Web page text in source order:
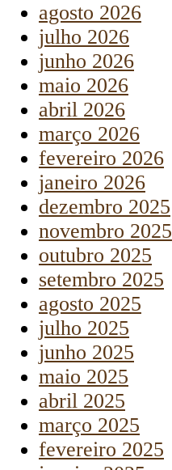
agosto 2026
julho 2026
junho 2026
maio 2026
abril 2026
março 2026
fevereiro 2026
janeiro 2026
dezembro 2025
novembro 2025
outubro 2025
setembro 2025
agosto 2025
julho 2025
junho 2025
maio 2025
abril 2025
março 2025
fevereiro 2025